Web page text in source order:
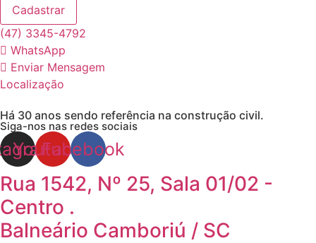
Cadastrar
(47) 3345-4792
WhatsApp
Enviar Mensagem
Localização
Há 30 anos sendo referência na construção civil.
Siga-nos nas redes sociais
Youtube
Facebook
Rua 1542, Nº 25, Sala 01/02 -
Centro .
Balneário Camboriú / SC